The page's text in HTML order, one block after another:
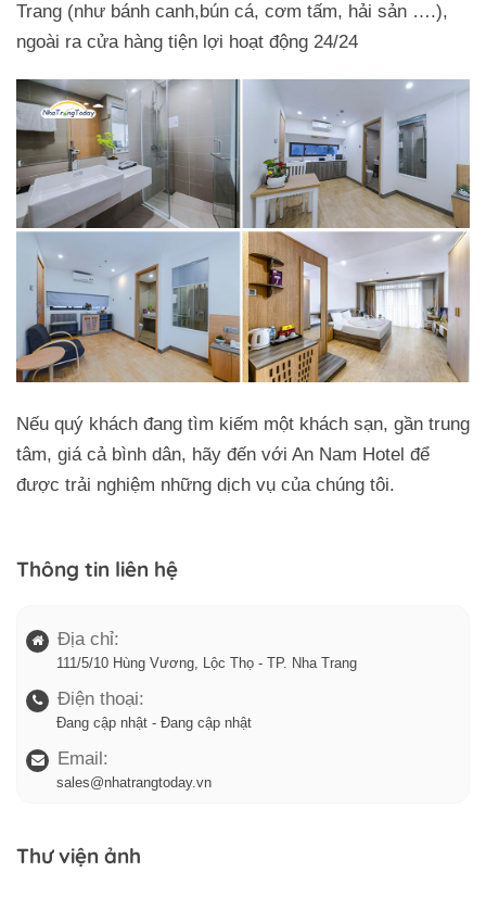
Trang (như bánh canh,bún cá, cơm tấm, hải sản ….),
ngoài ra cửa hàng tiện lợi hoạt động 24/24
Nếu quý khách đang tìm kiếm một khách sạn, gần trung
tâm, giá cả bình dân, hãy đến với An Nam Hotel để
được trải nghiệm những dịch vụ của chúng tôi.
Thông tin liên hệ
Địa chỉ:
111/5/10 Hùng Vương, Lộc Thọ - TP. Nha Trang
Điện thoại:
Đang cập nhật - Đang cập nhật
Email:
sales@nhatrangtoday.vn
Thư viện ảnh